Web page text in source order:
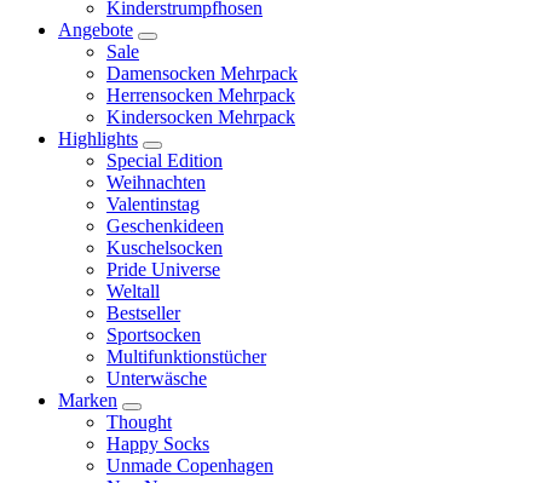
Kinderstrumpfhosen
Angebote
Sale
Damensocken Mehrpack
Herrensocken Mehrpack
Kindersocken Mehrpack
Highlights
Special Edition
Weihnachten
Valentinstag
Geschenkideen
Kuschelsocken
Pride Universe
Weltall
Bestseller
Sportsocken
Multifunktionstücher
Unterwäsche
Marken
Thought
Happy Socks
Unmade Copenhagen